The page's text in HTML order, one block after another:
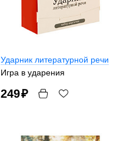
Ударник литературной речи
Игра в ударения
249₽